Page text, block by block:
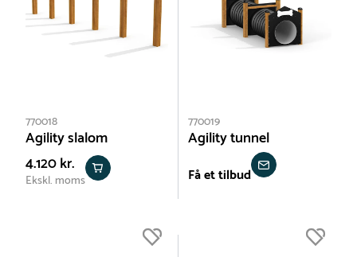
770018
Agility slalom
4.120 kr.
Ekskl. moms
770019
Agility tunnel
Få et tilbud